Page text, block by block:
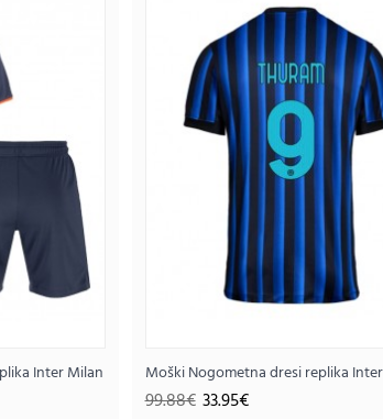
Inter Milan Marcus Thuram #9 Tretji 2025-26 Kratek
Moški Nogometna dresi replika
99.88€ 33.95€